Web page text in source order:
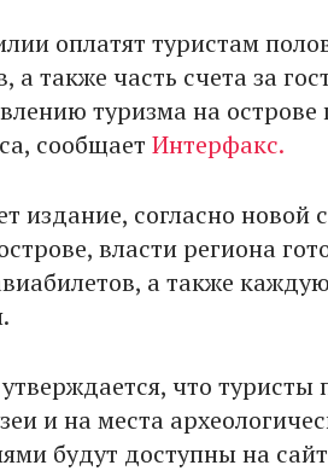
оплатят туристам
а также часть счета за
туризма на
сообщает Интерфакс.
издание, согласно новой
власти региона
а также
что туристы
и на места
будут доступны на